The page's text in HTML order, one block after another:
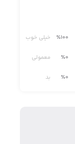
٪100 خیلی خوب
٪0 معمولی
٪0 بد